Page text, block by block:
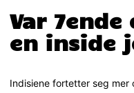
Var
en inside
Indisiene fortetter seg